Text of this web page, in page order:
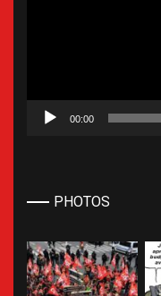
00:00
PHOTOS